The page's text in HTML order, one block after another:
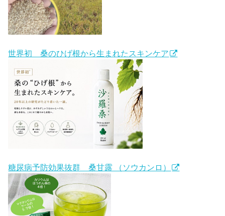
世界初 桑のひげ根から生まれたスキンケア
糖尿病予防効果抜群 桑甘露 （ソウカンロ）